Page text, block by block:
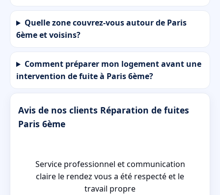
Quelle zone couvrez-vous autour de Paris
6ème et voisins?
Comment préparer mon logement avant une
intervention de fuite à Paris 6ème?
Avis de nos clients Réparation de fuites
Paris 6ème
Service professionnel et communication
claire le rendez vous a été respecté et le
travail propre